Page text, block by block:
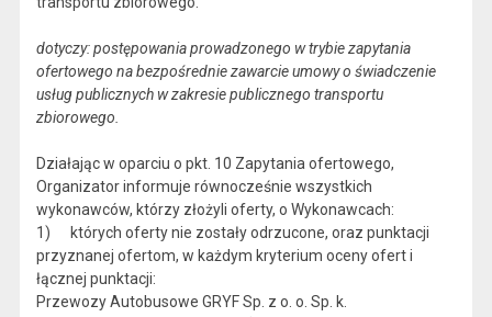
dotyczy: postępowania prowadzonego w trybie zapytania
ofertowego na bezpośrednie zawarcie umowy o świadczenie
usług publicznych w zakresie publicznego transportu
zbiorowego.
Działając w oparciu o pkt. 10 Zapytania ofertowego,
Organizator informuje równocześnie wszystkich
wykonawców, którzy złożyli oferty, o Wykonawcach:
1) których oferty nie zostały odrzucone, oraz punktacji
przyznanej ofertom, w każdym kryterium oceny ofert i
łącznej punktacji:
Przewozy Autobusowe GRYF Sp. z o. o. Sp. k.